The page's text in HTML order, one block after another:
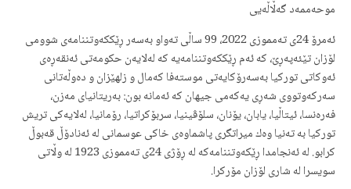
موحه‌ممه‌د گه‌ڵاڵه‌یی
ئه‌مرۆ 24ی ته‌مموزی 2022، 99 ساڵی ته‌واو به‌سه‌ر ڕێككه‌وتننامه‌ی شوومی
لۆزان تێئه‌په‌ڕێ، كه‌ ئه‌م ڕێككه‌وتننامه‌یه‌ كه‌ له‌لایه‌ن حكومه‌تی ئه‌نقه‌ڕه‌ی
ئه‌وكاتی توركیا به‌سه‌رۆكایه‌تی موسته‌فا كه‌مال و زلهێزان و ده‌وڵه‌تانی
سه‌ركه‌وتووی شه‌ڕی یه‌كه‌می جیهان كه‌ ئه‌مانه‌ بون: بەریتانیای مەزن،
فەرەنسا، ئیتاڵیا، یابان، یۆنان، سلۆڤینیا، سربۆكراتیا، رۆمانیا، له‌لایه‌كی تریش
توركیا به‌ ته‌نیا وه‌ك میراتگری پاشماوه‌ی خاكی عوسمانی له‌ ئه‌نادۆڵ قه‌بوڵ
كرابو. له‌ ئه‌نجامدا ڕێكه‌وتننامه‌كه‌ له‌ ڕۆژی 24ی ته‌مموزی 1923 له‌ وڵاتی
سویسرا له‌ شاری لۆزان مۆركرا.